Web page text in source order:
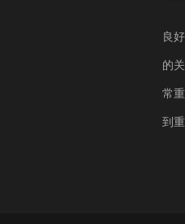
良
的
常
到